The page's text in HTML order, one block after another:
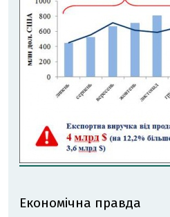
Економічна правда